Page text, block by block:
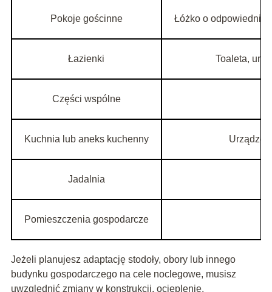
Pokoje gościnne Łóżko o odpowiedniej
Łazienki Toaleta,
Części wspólne
Kuchnia lub aneks kuchenny
Jadalnia
Pomieszczenia gospodarcze
Jeżeli planujesz adaptację stodoły, obory lub innego
budynku gospodarczego na cele noclegowe, musisz
uwzględnić zmiany w konstrukcji, ocieplenie,